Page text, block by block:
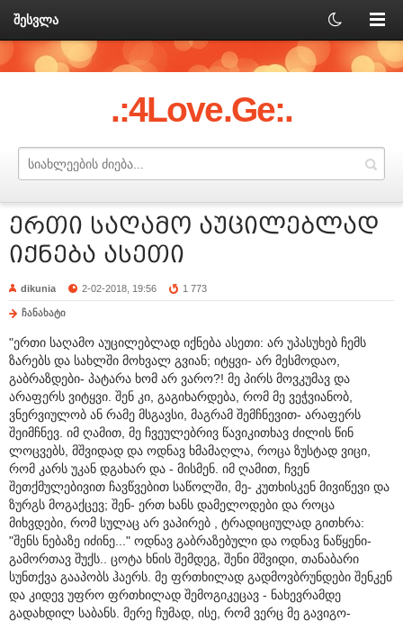
შესვლა
.:4Love.Ge:.
ერთი საღამო აუცილებლად
იქნება ასეთი
dikunia 2-02-2018, 19:56 1 773
ჩანახატი
"ერთი საღამო აუცილებლად იქნება ასეთი: არ უპასუხებ ჩემს
ზარებს და სახლში მოხვალ გვიან; იტყვი- არ მესმოდაო,
გაბრაზდები- პატარა ხომ არ ვარო?! მე პირს მოვკუმავ და
არაფერს ვიტყვი. შენ კი, გაგიხარდება, რომ მე ვეჭვიანობ,
ვნერვიულობ ან რამე მსგავსი, მაგრამ შემჩნევით- არაფერს
შეიმჩნევ. იმ ღამით, მე ჩვეულებრივ წავიკითხავ ძილის წინ
ლოცვებს, მშვიდად და ოდნავ ხმამაღლა, როცა ზუსტად ვიცი,
რომ კარს უკან დგახარ და - მისმენ. იმ ღამით, ჩვენ
შეთქმულებივით ჩავწვებით საწოლში, მე- კუთხისკენ მივიწევი და
ზურგს მოგაქცევ; შენ- ერთ ხანს დამელოდები და როცა
მიხვდები, რომ სულაც არ ვაპირებ , ტრადიციულად გითხრა:
"შენს ნებაზე იძინე..." ოდნავ გაბრაზებული და ოდნავ ნაწყენი-
გამორთავ შუქს.. ცოტა ხნის შემდეგ, შენი მშვიდი, თანაბარი
სუნთქვა გააპობს ჰაერს. მე ფრთხილად გადმოვბრუნდები შენკენ
და კიდევ უფრო ფრთხილად შემოგიკეცავ - ნახევრამდე
გადახდილ საბანს. მერე ჩუმად, ისე, რომ ვერც მე გავიგო-